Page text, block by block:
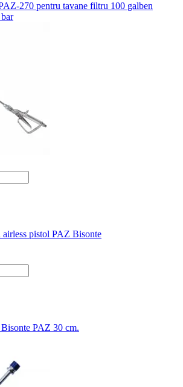
270 pentru tavane filtru 100 galben
airless pistol PAZ Bisonte
PAZ 30 cm.